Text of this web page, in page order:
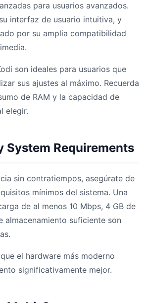
para usuarios avanzados.
interfaz de usuario intuitiva, y
por su amplia compatibilidad
son ideales para usuarios que
sus ajustes al máximo. Recuerda
de RAM y la capacidad de
elegir.
System Requirements
sin contratiempos, asegúrate de
mínimos del sistema. Una
de al menos 10 Mbps, 4 GB de
almacenamiento suficiente son
el hardware más moderno
significativamente mejor.